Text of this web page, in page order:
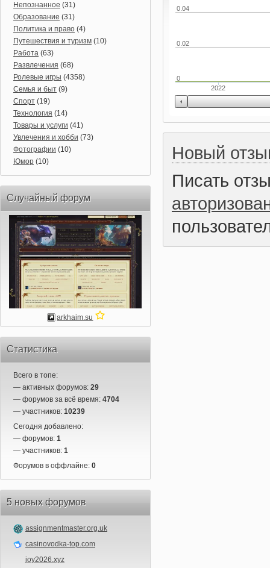
Непознанное (31)
Образование (31)
Политика и право (4)
Путешествия и туризм (10)
Работа (63)
Развлечения (68)
Ролевые игры (4358)
Семья и быт (9)
Спорт (19)
Технология (14)
Товары и услуги (41)
Увлечения и хобби (73)
Фотографии (10)
Юмор (10)
Случайный форум
arkhaim.su
Статистика
Всего в топе:
— активных форумов: 29
— форумов за всё время: 4704
— участников: 10239
Сегодня добавлено:
— форумов: 1
— участников: 1
Форумов в оффлайне: 0
5 новых форумов
assignmentmaster.org.uk
casinovodka-top.com
joy2026.xyz
2022
0
0.02
0.04
Новый
Писать